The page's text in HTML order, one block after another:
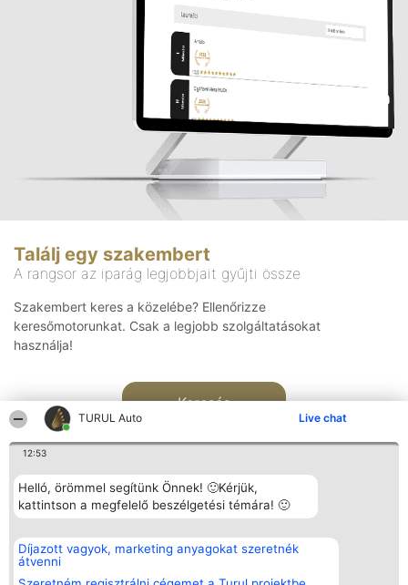
TURUL Auto Live chat
12:53
Helló, örömmel segítünk Önnek! 🙂Kérjük,
kattintson a megfelelő beszélgetési témára! 🙂
Díjazott vagyok, marketing anyagokat szeretnék
átvenni
Találj egy szakembert
A rangsor az iparág legjobbjait gyűjti össze
Szakembert keres a közelébe? Ellenőrizze
keresőmotorunkat. Csak a legjobb szolgáltatásokat
használja!
Keresés
Rangsorszervező
SC Beautiful Company S.R.L.
Bulevardul Aleea Timișul De
Sus Nr. 2, Bl. A30, Sc. A, Et.
Népszavazás
Nyertesek
Elérhetőség
Elérhetőség